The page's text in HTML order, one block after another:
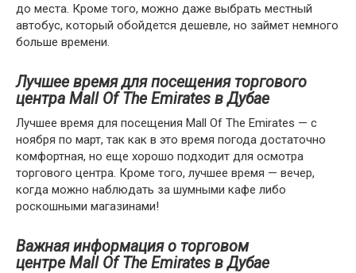
до места. Кроме того, можно даже выбрать местный
автобус, который обойдется дешевле, но займет немного
больше времени.
Лучшее время для посещения торгового
центра Mall Of The Emirates в Дубае
Лучшее время для посещения Mall Of The Emirates — с
ноября по март, так как в это время погода достаточно
комфортная, но еще хорошо подходит для осмотра
торгового центра. Кроме того, лучшее время — вечер,
когда можно наблюдать за шумными кафе либо
роскошными магазинами!
Важная информация о торговом
центре Mall Of The Emirates в Дубае